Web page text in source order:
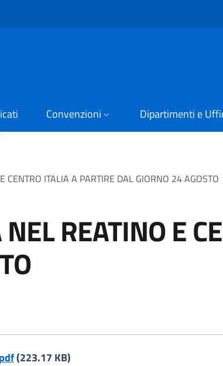
Convenzioni Dipartimenti e
CENTRO ITALIA A PARTIRE DAL GIORNO 24 AGOSTO
REATINO E
(223.17 KB)